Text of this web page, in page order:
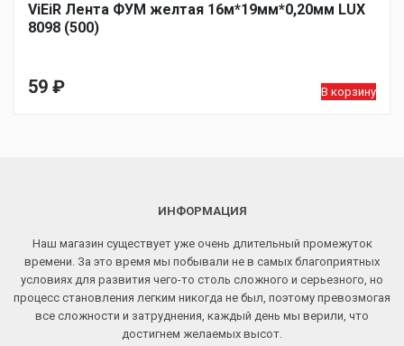
ViEiR Лента ФУМ желтая 16м*19мм*0,20мм LUX
8098 (500)
59 ₽ В корзину
ИНФОРМАЦИЯ
Наш магазин существует уже очень длительный промежуток
времени. За это время мы побывали не в самых благоприятных
условиях для развития чего-то столь сложного и серьезного, но
процесс становления легким никогда не был, поэтому превозмогая
все сложности и затруднения, каждый день мы верили, что
достигнем желаемых высот.